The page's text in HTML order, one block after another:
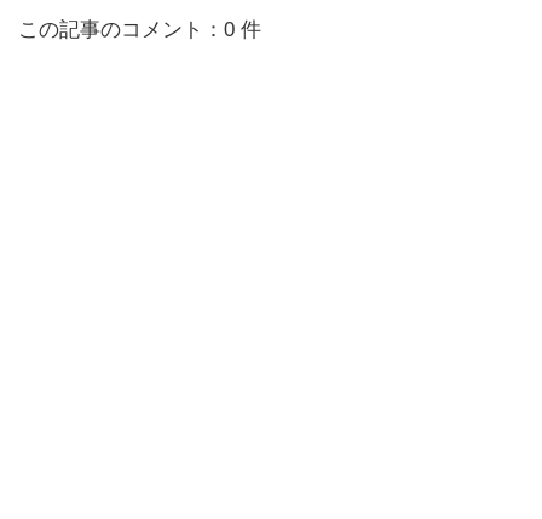
この記事のコメント：0 件